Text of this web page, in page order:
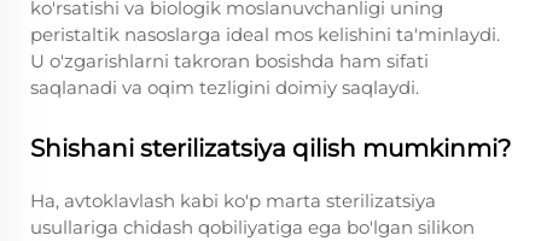
ko'rsatishi va biologik moslanuvchanligi uning
peristaltik nasoslarga ideal mos kelishini ta'minlaydi.
U o'zgarishlarni takroran bosishda ham sifati
saqlanadi va oqim tezligini doimiy saqlaydi.
Shishani sterilizatsiya qilish mumkinmi?
Ha, avtoklavlash kabi ko'p marta sterilizatsiya
usullariga chidash qobiliyatiga ega bo'lgan silikon